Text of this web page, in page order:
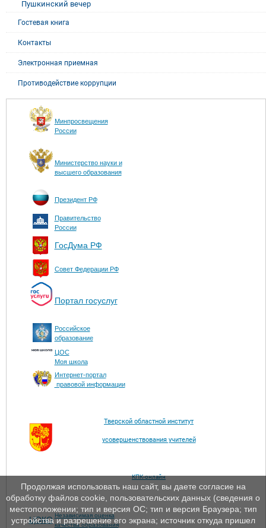
Пушкинский вечер
Гостевая книга
Контакты
Электронная приемная
Противодействие коррупции
Минпросвещения
России
Министерство науки и
высшего образования
Президент РФ
Правительство
России
ГосДума РФ
Совет Федерации РФ
Портал госуслуг
Российское
образование
ЦОС
Моя школа
Интернет-портал
правовой информации
Тверской областной институт
усовершенствования учителей
КПК-онлайн
ЦОКО Независимая оценка
качества образования
Продолжая использовать наш сайт, вы даете согласие на
обработку файлов cookie, пользовательских данных (сведения о
местоположении; тип и версия ОС; тип и версия Браузера; тип
устройства и разрешение его экрана; источник откуда пришел